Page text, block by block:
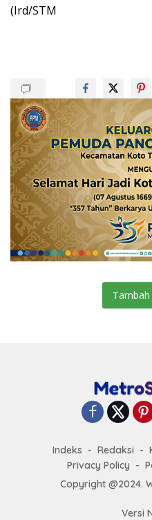
(Ird/STM
Indeks Redaksi
Privacy Policy
Copyright @2024.
Versi